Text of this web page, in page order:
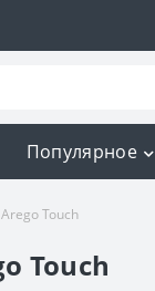
Популярное
Touch
Touch